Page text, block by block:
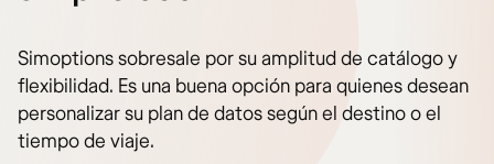
Simoptions sobresale por su amplitud de catálogo y
flexibilidad. Es una buena opción para quienes desean
personalizar su plan de datos según el destino o el
tiempo de viaje.